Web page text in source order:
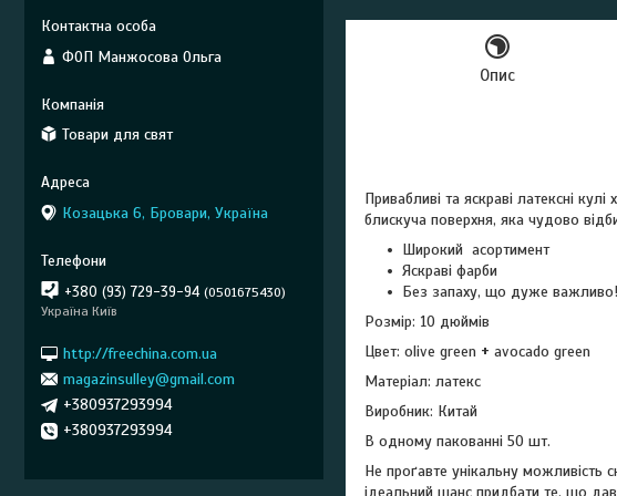
Опис
Привабливі та яскраві латексні
блискуча поверхня, яка чудово
Широкий асортимент
Яскраві фарби
Без запаху, що дуже важливо!
Розмір: 10 дюймів
Цвет: olive green + avocado green
Матеріал: латекс
Виробник: Китай
В одному пакованні 50 шт.
Не проґавте унікальну можливість
ФОП Манжосова Ольга
Товари для свят
Козацька 6, Бровари, Україна
+380 (93) 729-39-94 0501675430
Україна Київ
http://freechina.com.ua
magazinsulley@gmail.com
+380937293994
+380937293994